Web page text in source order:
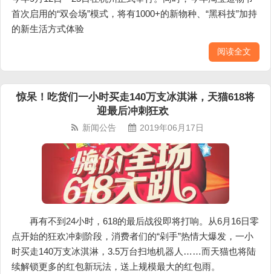
首次启用的“双会场”模式，将有1000+的新物种、“黑科技”加持
的新生活方式体验
阅读全文
惊呆！吃货们一小时买走140万支冰淇淋，天猫618将
迎最后冲刺狂欢
新闻公告 2019年06月17日
再有不到24小时，618的最后战役即将打响。从6月16日零
点开始的狂欢冲刺阶段，消费者们的“剁手”热情大爆发，一小
时买走140万支冰淇淋，3.5万台扫地机器人……而天猫也将陆
续解锁更多的红包新玩法，送上规模最大的红包雨。